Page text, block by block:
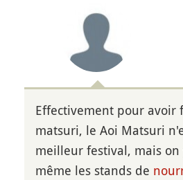
Effectivement pour avoir
matsuri, le Aoi Matsuri
meilleur festival, mais
même les stands de